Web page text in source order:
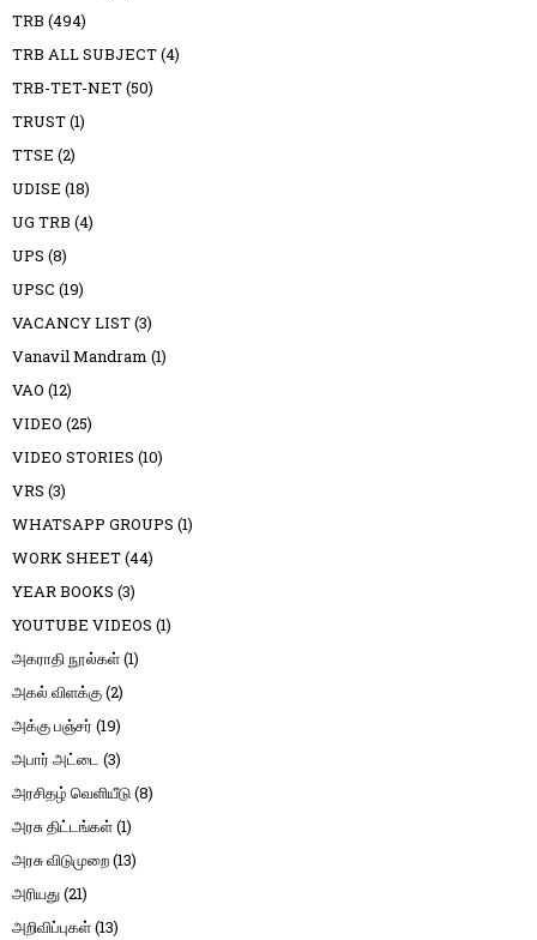
TRB (494)
TRB ALL SUBJECT(4)
TRB-TET-NET(50)
TRUST(1)
TTSE (2)
UDISE (18)
UG TRB (4)
UPS (8)
UPSC (19)
VACANCY LIST(3)
Vanavil Mandram (1)
VAO (12)
VIDEO (25)
VIDEO STORIES (10)
VRS (3)
WHATSAPP GROUPS (1)
WORK SHEET(44)
YEAR BOOKS (3)
YOUTUBE VIDEOS (1)
அகராதி நூல்கள்(1)
அகல் விளக்கு(2)
அக்கு பஞ்சர் (19)
அபார் அட்டை (3)
அரசிதழ் வெளியீடு(8)
அரசு திட்டங்கள்(1)
அரசு விடுமுறை(13)
அரியது(21)
அறிவிப்புகள்(13)